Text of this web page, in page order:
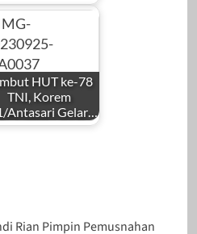
HUT ke-78
TNI, Korem
Antasari Gelar…
Rian Pimpin Pemusnahan